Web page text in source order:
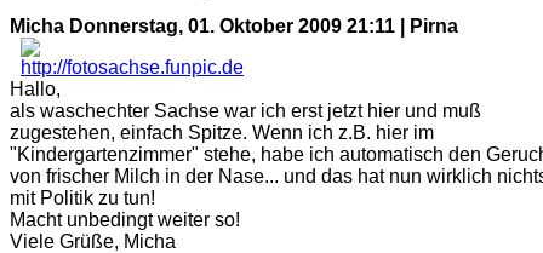
Micha Donnerstag, 01. Oktober 2009 21:11 | Pirna
Hallo,
als waschechter Sachse war ich erst jetzt hier und muß
zugestehen, einfach Spitze. Wenn ich z.B. hier im
"Kindergartenzimmer" stehe, habe ich automatisch den
von frischer Milch in der Nase... und das hat nun wirklich
mit Politik zu tun!
Macht unbedingt weiter so!
Viele Grüße, Micha